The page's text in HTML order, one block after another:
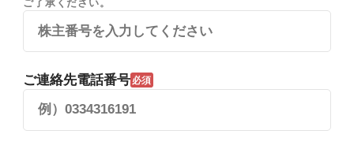
ご了承ください。
ご連絡先電話番号 必須